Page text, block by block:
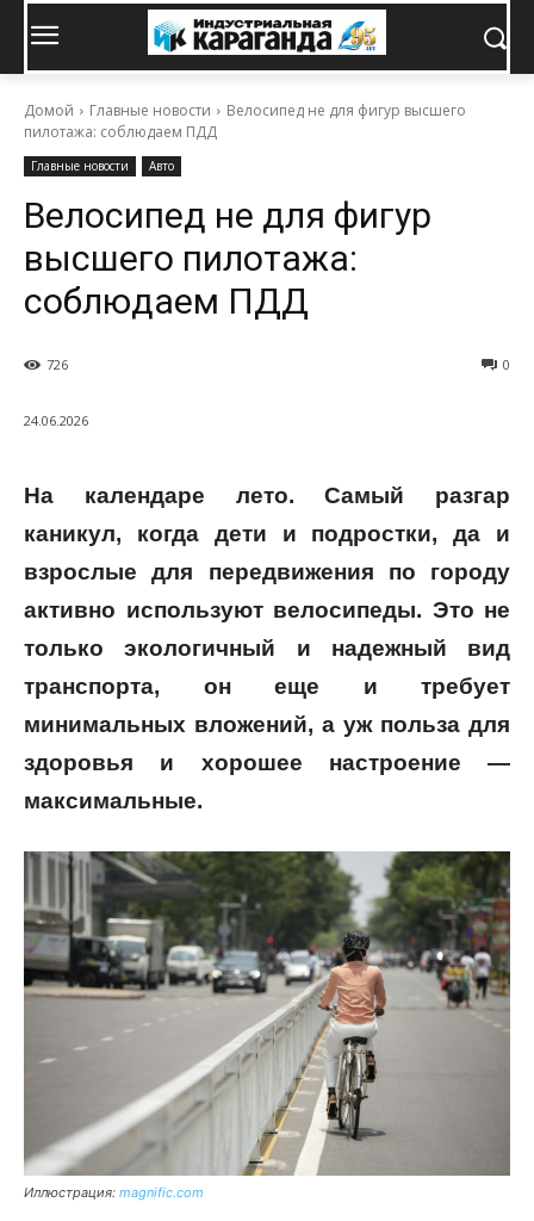
Домой Главные новости
Велосипед не для фигур высшего
пилотажа: соблюдаем ПДД
Главные новости Авто
Велосипед не для фигур
высшего пилотажа:
соблюдаем ПДД
0
726
24.06.2026
На календаре лето. Самый разгар
каникул, когда дети и подростки, да и
взрослые для передвижения по городу
активно используют велосипеды. Это не
только экологичный и надежный вид
транспорта, он еще и требует
минимальных вложений, а уж польза для
здоровья и хорошее настроение —
максимальные.
Иллюстрация: magnific.com